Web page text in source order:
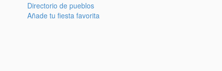
Directorio de pueblos
Añade tu fiesta favorita